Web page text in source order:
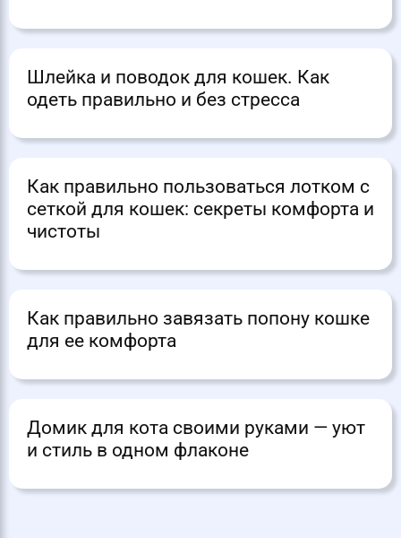
Шлейка и поводок для кошек. Как
одеть правильно и без стресса
Как правильно пользоваться лотком с
сеткой для кошек: секреты комфорта и
чистоты
Как правильно завязать попону кошке
для ее комфорта
Домик для кота своими руками — уют
и стиль в одном флаконе